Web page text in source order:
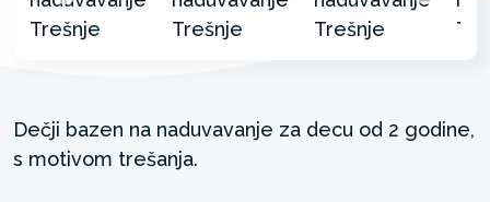
Dečji bazen na naduvavanje za decu od 2 godine,
s motivom trešanja.